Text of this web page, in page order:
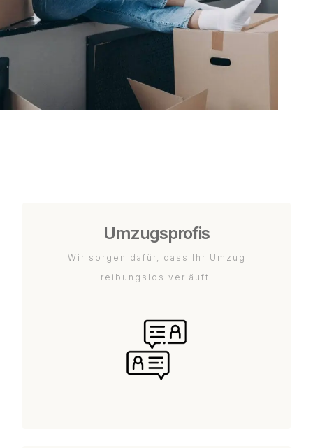
Umzugsprofis
Wir sorgen dafür, dass Ihr Umzug
reibungslos verläuft.